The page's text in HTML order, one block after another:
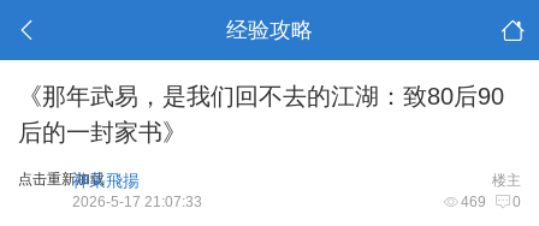
经验攻略
《那年武易，是我们回不去的江湖：致80后90
后的一封家书》
点击重新加载 楼主
神采飛揚
469 0
2026-5-17 21:07:33